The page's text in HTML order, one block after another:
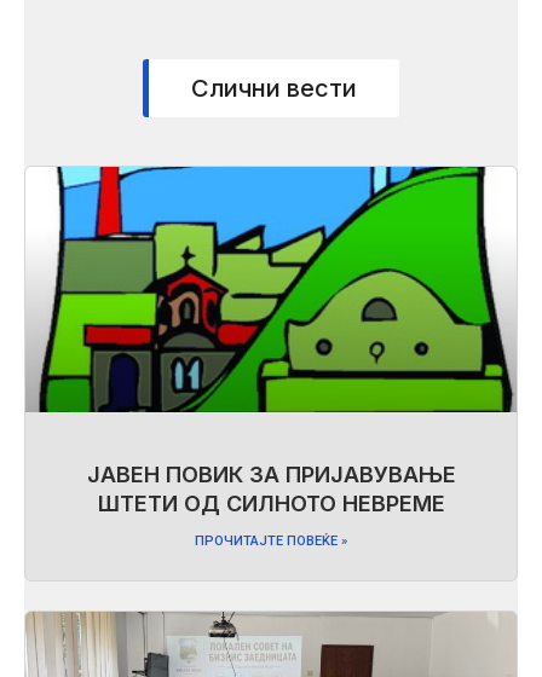
Слични вести
ЈАВЕН ПОВИК ЗА ПРИЈАВУВАЊЕ
ШТЕТИ ОД СИЛНОТО НЕВРЕМЕ
ПРОЧИТАЈТЕ ПОВЕЌЕ »